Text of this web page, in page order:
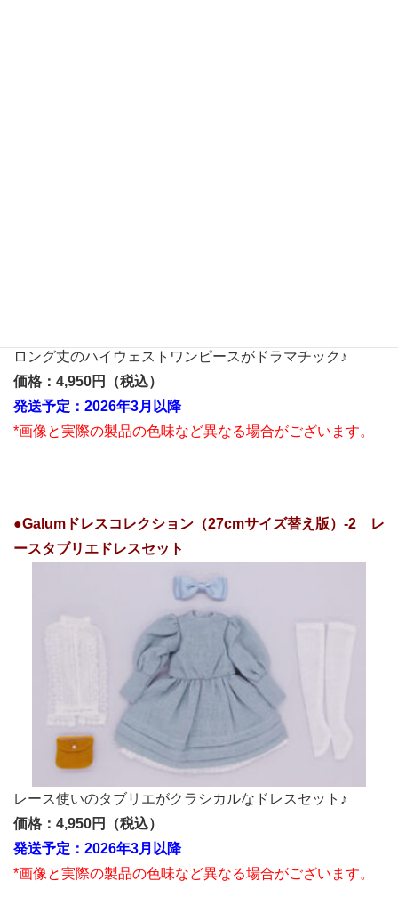
ロング丈のハイウェストワンピースがドラマチック♪
価格：4,950円（税込）
発送予定：2026年3月以降
*画像と実際の製品の色味など異なる場合がございます。
●Galumドレスコレクション（27cmサイズ替え版）-2 レ
ースタブリエドレスセット
レース使いのタブリエがクラシカルなドレスセット♪
価格：4,950円（税込）
発送予定：2026年3月以降
*画像と実際の製品の色味など異なる場合がございます。